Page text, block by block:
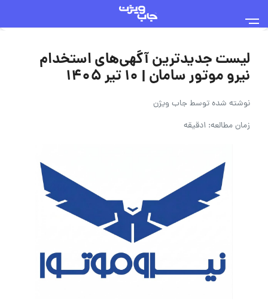
لیست جدیدترین آگهی‌های استخدام
نیرو موتور سامان | ۱۰ تیر ۱۴۰۵
نوشته شده توسطجاب ویژن
زمان مطالعه: 1دقیقه